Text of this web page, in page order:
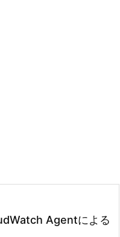
Agentによる